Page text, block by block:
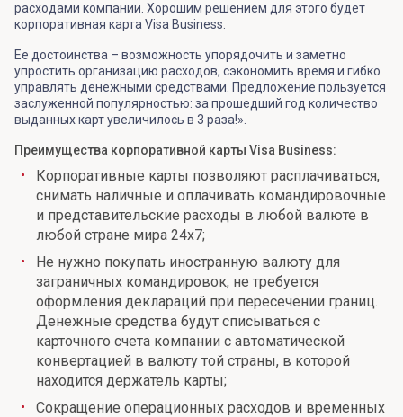
расходами компании. Хорошим решением для этого будет
корпоративная карта Visa Business.
Ее достоинства – возможность упорядочить и заметно
упростить организацию расходов, сэкономить время и гибко
управлять денежными средствами. Предложение пользуется
заслуженной популярностью: за прошедший год количество
выданных карт увеличилось в 3 раза!».
Преимущества корпоративной карты Visa Business:
Корпоративные карты позволяют расплачиваться,
снимать наличные и оплачивать командировочные
и представительские расходы в любой валюте в
любой стране мира 24х7;
Не нужно покупать иностранную валюту для
заграничных командировок, не требуется
оформления деклараций при пересечении границ.
Денежные средства будут списываться с
карточного счета компании с автоматической
конвертацией в валюту той страны, в которой
находится держатель карты;
Сокращение операционных расходов и временных